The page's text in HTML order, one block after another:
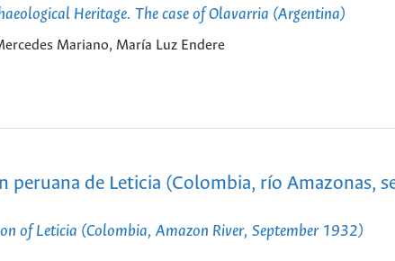
Heritage. The case of Olavarria (Argentina)
Mariano, María Luz Endere
de Leticia (Colombia, río Amazonas,
of Leticia (Colombia, Amazon River, September 1932)